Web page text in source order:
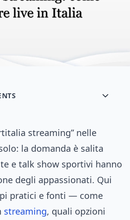
streaming” nelle
la domanda è salita
e talk show sportivi hanno
degli appassionati. Qui
pratici e fonti — come
streaming, quali opzioni